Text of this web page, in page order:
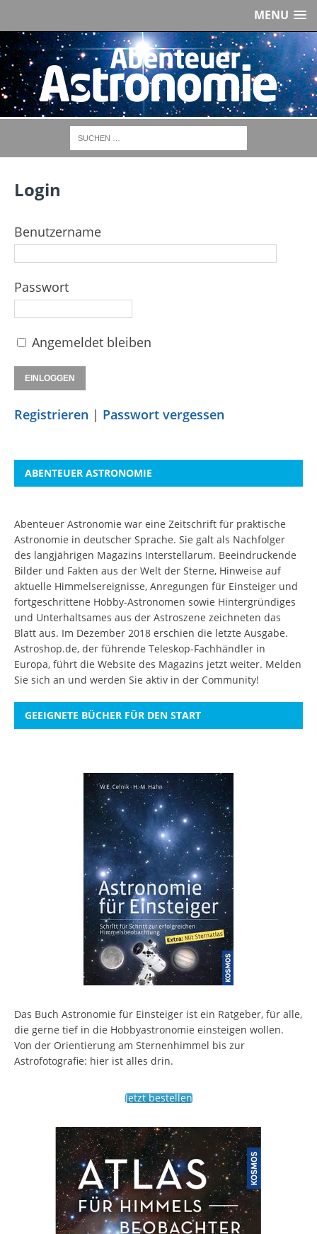
MENU
Login
Benutzername
Passwort
Angemeldet bleiben
Registrieren | Passwort vergessen
ABENTEUER ASTRONOMIE
Abenteuer Astronomie war eine Zeitschrift für praktische
Astronomie in deutscher Sprache. Sie galt als Nachfolger
des langjährigen Magazins Interstellarum. Beeindruckende
Bilder und Fakten aus der Welt der Sterne, Hinweise auf
aktuelle Himmelsereignisse, Anregungen für Einsteiger und
fortgeschrittene Hobby-Astronomen sowie Hintergründiges
und Unterhaltsames aus der Astroszene zeichneten das
Blatt aus. Im Dezember 2018 erschien die letzte Ausgabe.
Astroshop.de, der führende Teleskop-Fachhändler in
Europa, führt die Website des Magazins jetzt weiter. Melden
Sie sich an und werden Sie aktiv in der Community!
GEEIGNETE BÜCHER FÜR DEN START
Das Buch Astronomie für Einsteiger ist ein Ratgeber, für alle,
die gerne tief in die Hobbyastronomie einsteigen wollen.
Von der Orientierung am Sternenhimmel bis zur
Astrofotografie: hier ist alles drin.
Jetzt bestellen